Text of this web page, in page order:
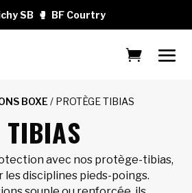
SB 🥊 BF Courtry
BOXE / PROTÈGE TIBIAS
TIBIAS
avec nos protège-tibias,
les disciplines pieds-poings.